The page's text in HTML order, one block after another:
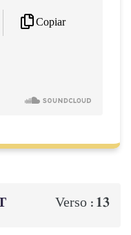
Copiar
Verso : 13